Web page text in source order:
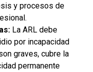
y procesos de
La ARL debe
por incapacidad
graves, cubre la
permanente